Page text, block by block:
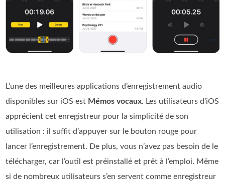
L’une des meilleures applications d’enregistrement audio
disponibles sur iOS est Mémos vocaux. Les utilisateurs d’iOS
apprécient cet enregistreur pour la simplicité de son
utilisation : il suffit d’appuyer sur le bouton rouge pour
lancer l’enregistrement. De plus, vous n’avez pas besoin de le
télécharger, car l’outil est préinstallé et prêt à l’emploi. Même
si de nombreux utilisateurs s’en servent comme enregistreur